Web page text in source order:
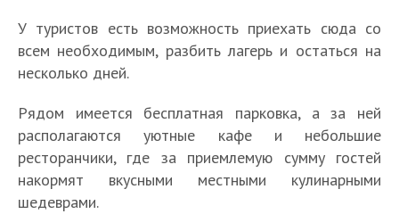
У туристов есть возможность приехать сюда со
всем необходимым, разбить лагерь и остаться на
несколько дней.
Рядом имеется бесплатная парковка, а за ней
располагаются уютные кафе и небольшие
ресторанчики, где за приемлемую сумму гостей
накормят вкусными местными кулинарными
шедеврами.